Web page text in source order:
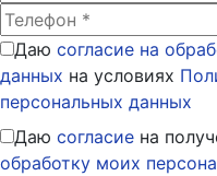
Даю согласие на
данных на условиях
персональных данных
Даю согласие на
обработку моих